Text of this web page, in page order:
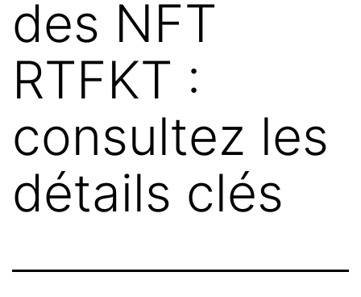
des NFT
RTFKT :
consultez les
détails clés